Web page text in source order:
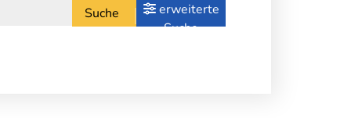
Suche
erweiterte
Suche